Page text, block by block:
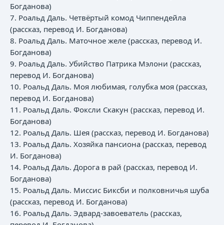
Богданова)
7. Роальд Даль. Четвёртый комод Чиппендейла
(рассказ, перевод И. Богданова)
8. Роальд Даль. Маточное желе (рассказ, перевод И.
Богданова)
9. Роальд Даль. Убийство Патрика Мэлони (рассказ,
перевод И. Богданова)
10. Роальд Даль. Моя любимая, голубка моя (рассказ,
перевод И. Богданова)
11. Роальд Даль. Фоксли Скакун (рассказ, перевод И.
Богданова)
12. Роальд Даль. Шея (рассказ, перевод И. Богданова)
13. Роальд Даль. Хозяйка пансиона (рассказ, перевод
И. Богданова)
14. Роальд Даль. Дорога в рай (рассказ, перевод И.
Богданова)
15. Роальд Даль. Миссис Биксби и полковничья шуба
(рассказ, перевод И. Богданова)
16. Роальд Даль. Эдвард-завоеватель (рассказ,